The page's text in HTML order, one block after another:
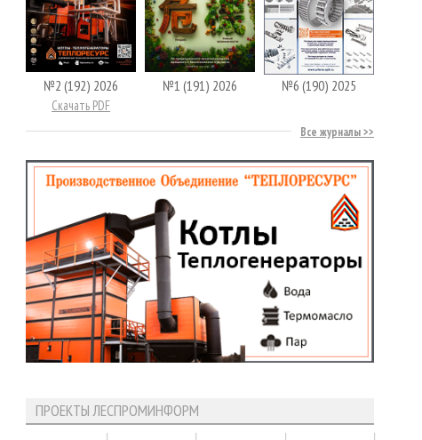
№2 (192) 2026
Скачать PDF
№1 (191) 2026 №6 (190) 2025
Все журналы
ПРОЕКТЫ ЛЕСПРОМИНФОРМ